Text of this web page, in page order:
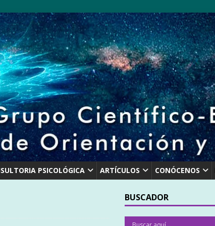
PSICOLÓGICA ARTÍCULOS CONÓCENOS
BUSCADOR